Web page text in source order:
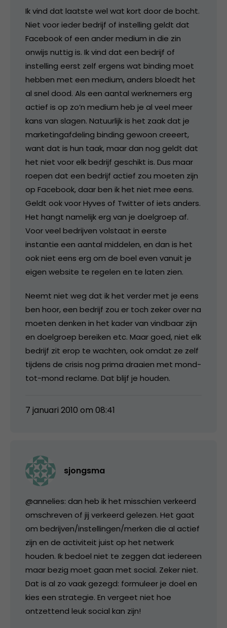
Ik vind dat laatste wel wat kort door de bocht.
Niet voor ieder bedrijf of instelling geldt dat
Facebook of een ander medium in die zin
onwijs nuttig is. Ik vind dat een bedrijf of
instelling eerst zelf ergens wat binding moet
hebben met een medium, anders bloedt het
al snel dood. Als een aantal werknemers erg
actief is op zo’n medium heb je al veel meer
kans van slagen. Natuurlijk is het zaak dat je
marketingafdeling binding gewoon creeert,
want dat is hun taak, maar dan nog geldt dat
het niet voor elk bedrijf geschikt is. Dus maar
roepen dat een bedrijf actief zou moeten zijn
op Facebook, daar ben ik het niet mee eens.
Geldt ook voor Hyves of Twitter of iets anders.
Het hangt namelijk erg van je doelgroep af.
Voor veel bedrijven volstaat in eerste
instantie een aantal middelen, en dan is het
ook niet eens erg om de boel even vanuit je
eigen website te regelen en te laten zien.
Neemt niet weg dat ik het verder met je eens
ben hoor, een bedrijf zou er toch zeker over na
moeten denken in het kader van vindbaar zijn
en doelgroep bereiken etc. Maar goed, niet elk
bedrijf zit erop te wachten, ook omdat ze zelf
tijdens de crisis nog prima draaien met mond-
tot-mond reclame. Dat blijf je houden.
7 januari 2010 om 08:41
sjongsma
@annelies: dan heb ik het misschien verkeerd
omschreven of jij verkeerd gelezen. Het gaat
om bedrijven/instellingen/merken die al actief
zijn en de activiteit juist op het netwerk
houden. Ik bedoel niet te zeggen dat iedereen
maar bezig moet gaan met social. Zeker niet.
Dat is al zo vaak gezegd: formuleer je doel en
kies een strategie. En vergeet niet hoe
ontzettend leuk social kan zijn!